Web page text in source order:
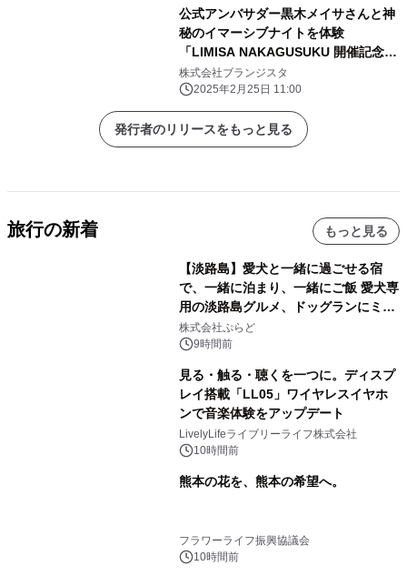
公式アンバサダー黒木メイサさんと神
秘のイマーシブナイトを体験
「LIMISA NAKAGUSUKU 開催記念レ
セプション」実施レポート
株式会社ブランジスタ
2025年2月25日 11:00
発行者のリリースをもっと見る
旅行の新着 もっと見る
【淡路島】愛犬と一緒に過ごせる宿
で、一緒に泊まり、一緒にご飯 愛犬専
用の淡路島グルメ、ドッグランにミニ
プール グランピングとトレーラーハウ
スの2施設で
株式会社ぷらど
9時間前
見る・触る・聴くを一つに。ディスプ
レイ搭載「LL05」ワイヤレスイヤホ
ンで音楽体験をアップデート
LivelyLifeライブリーライフ株式会社
10時間前
熊本の花を、熊本の希望へ。
フラワーライフ振興協議会
10時間前